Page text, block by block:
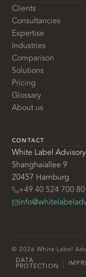
Clients
Consultancies
Expertise
Industries
Comparison
Solutions
Pricing
Glossary
About us
CONTACT
White Label
Shanghaiallee 9
20457 Hamburg
+49 40 524 700 80
© 2026 White Label
DATA
PROTECTION